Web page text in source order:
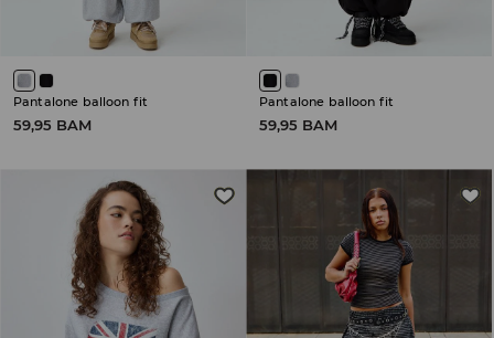
Pantalone balloon fit
59,95 BAM
Pantalone balloon fit
59,95 BAM